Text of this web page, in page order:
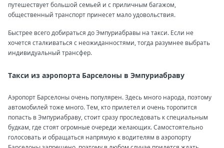
путешествует большой семьей и с приличным багажом,
общественный транспорт принесет мало удовольствия.
Быстрее всего добираться до Эмпуриабравы на такси. Если не
хочется сталкиваться с неожиданностями, тогда разумнее выбрать
индивидуальный трансфер.
Такси из аэропорта Барселоны в Эмпуриабраву
Аэропорт Барселоны очень популярен. Здесь много народа, поэтому
автомобилей тоже много. Тем, кто прилетел и очень торопится
попасть в Эмпуриабраву, стоит сразу проследовать к специальным
будкам, где стоят огромные очереди желающих. Самостоятельно
голосовать и обращаться напрямую к водителям в аэропорту